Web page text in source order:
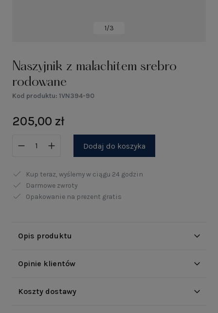
1/3
Naszyjnik z malachitem srebro
rodowane
Kod produktu: 1VN394-90
205,00 zł
Dodaj do koszyka
Kup teraz, wyślemy w ciągu 24 godzin
Darmowe zwroty
Opakowanie na prezent gratis
Opis produktu
Opinie klientów
Koszty dostawy